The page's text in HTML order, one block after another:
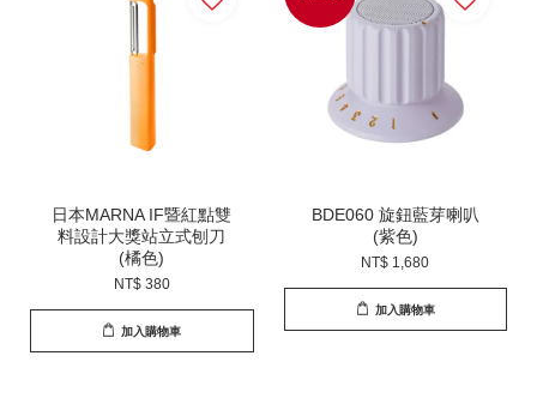
日本MARNA IF暨紅點雙
料設計大獎站立式刨刀
(橘色)
NT$ 380
加入購物車
BDE060 旋鈕藍芽喇叭
(紫色)
NT$ 1,680
加入購物車